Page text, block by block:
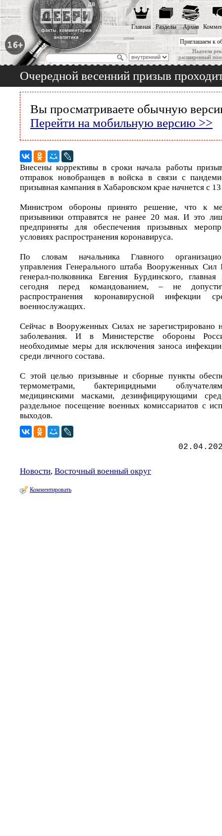
Приглашаем к
Надоела
расширенный
Главная Разделы Архив
Очередной весенний призыв
Вы просматриваете обычную
Перейти на мобильную версию >>
Внесены коррективы в сроки начала работы
отправок новобранцев в войска в связи с
призывная кампания в Хабаровском крае начнется с
Министром обороны принято решение, что к
призывники отправятся не ранее 20 мая. И это
предприняты для обеспечения призывных
условиях распространения коронавируса.
По словам начальника Главного
управления Генерального штаба Вооруженных Сил
генерал-полковника Евгения Бурдинского, главная
сегодня перед командованием, – не
распространения коронавирусной инфекции
военнослужащих.
Сейчас в Вооруженных Силах не зарегистрировано
заболевания. И в Министерстве обороны
необходимые меры для исключения заноса
среди личного состава.
С этой целью призывные и сборные пункты
термометрами, бактерицидными
медицинскими масками, дезинфицирующими
раздельное посещение военных комиссариатов с
выходов.
Новости, Восточный военный округ
Комментировать